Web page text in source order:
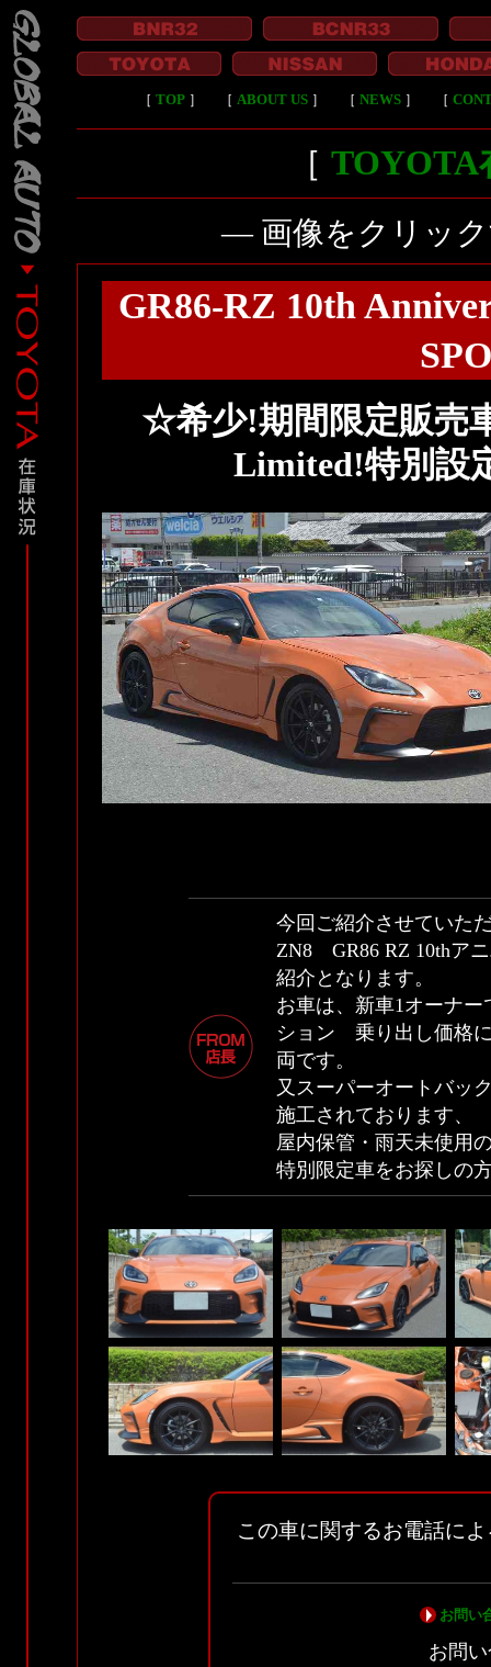
［ TOP］ ［ ABOUT US］ ［ NEWS］ ［
［ TOYOTA
― 画像をクリッ
GR86-RZ 10th
☆希少!期間限定販売
Limited!特別設
今回ご紹介させていた
ZN8 GR86 RZ 10thア
紹介となります。
お車は、新車1オーナ
ション 乗り出し価格
両です。
又スーパーオートバッ
施工されております、
屋内保管・雨天未使用
特別限定車をお探しの
この車に関するお電話に
お問い
お問